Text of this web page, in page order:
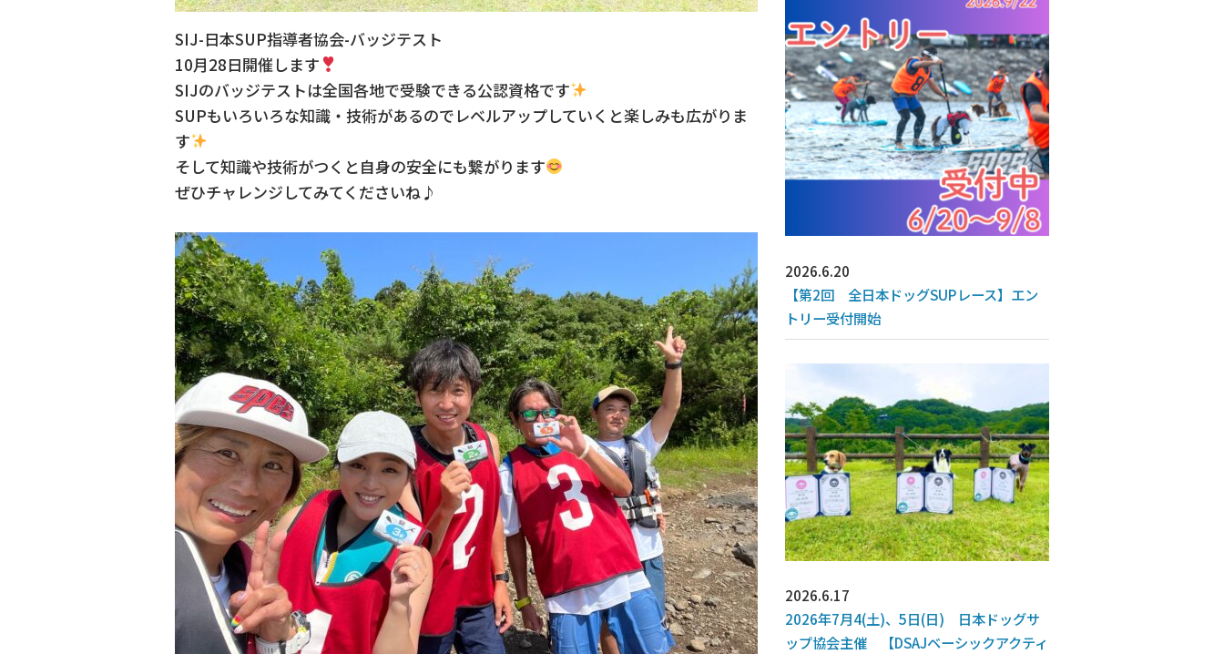
SIJ-日本SUP指導者協会-バッジテスト
10月28日開催します
SIJのバッジテストは全国各地で受験できる公認資格です
SUPもいろいろな知識・技術があるのでレベルアップしていくと楽しみも広がりま
す
そして知識や技術がつくと自身の安全にも繋がります
ぜひチャレンジしてみてくださいね♪
2026.6.20
【第2回 全日本ドッグSUPレース】エン
トリー受付開始
2026.6.17
2026年7月4(土)、5日(日) 日本ドッグサ
ップ協会主催 【DSAJベーシックアクティ